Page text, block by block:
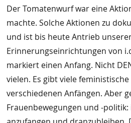
Der Tomatenwurf war eine
machte. Solche Aktionen zu
und ist bis heute Antrieb
Erinnerungseinrichtungen von
markiert einen Anfang. Nicht
vielen. Es gibt viele
verschiedenen Anfängen. Aber
Frauenbewegungen und -